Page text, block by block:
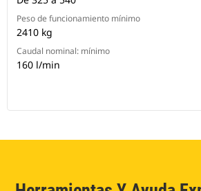
Peso de funcionamiento mínimo
2410 kg
Caudal nominal: mínimo
160 l/min